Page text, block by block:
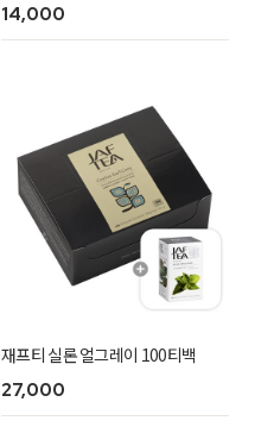
14,000
재프티 실론 얼그레이 100티백
27,000